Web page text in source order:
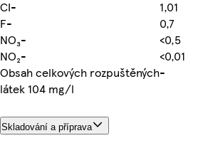
CI-
1,01
F-
0,7
NO₃-
<0,5
NO₂-
<0,01
Obsah celkových rozpuštěných
látek 104 mg/l
-
Skladování a příprava